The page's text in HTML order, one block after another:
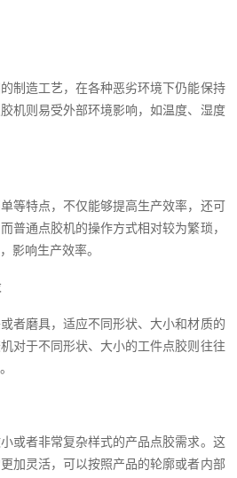
制造工艺，在各种恶劣环境下仍能保持
机则易受外部环境影响，如温度、湿度
等特点，不仅能够提高生产效率，还可
普通点胶机的操作方式相对较为繁琐，
影响生产效率。
者磨具，适应不同形状、大小和材质的
对于不同形状、大小的工件点胶则往往
或者非常复杂样式的产品点胶需求。这
加灵活，可以按照产品的轮廓或者内部